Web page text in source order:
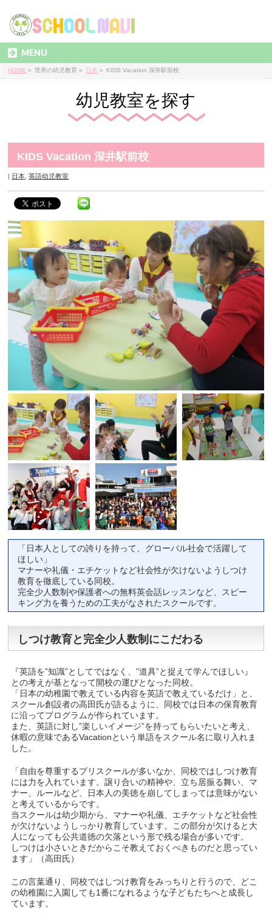
MENU
HOME » 世界の幼児教育 » 日本 » KIDS Vacation 深井駅前校
幼児教室を探す
KIDS Vacation 深井駅前校
日本 ,英語幼児教室
「日本人としての誇りを持って、グローバル社会で活躍して
ほしい」
マナーや礼儀・エチケットなど社会性が欠けないようしつけ
教育を徹底している同校。
完全少人数制や保護者への無料英会話レッスンなど、スピー
キング力を養うための工夫がなされたスクールです。
しつけ教育と完全少人数制にこだわる
『英語を”知識”としてではなく、”道具”と捉えて学んでほしい』
との考えが基となって開校の運びとなった同校。
「日本の幼稚園で教えている内容を英語で教えているだけ」と、
スクール創設者の高田氏が語るように、同校では日本の保育教育
に沿ってプログラムが作られています。
また、英語に対し”楽しいイメージ”を持ってもらいたいと考え、
休暇の意味であるVacationという単語をスクール名に取り入れま
した。
「自由を尊重するプリスクールが多いなか、同校ではしつけ教育
には力を入れています。譲り合いの精神や、立ち居振る舞い、マ
ナー、ルールなど、日本人の美徳を崩してしまっては意味がない
と考えているからです。
当スクールは幼少期から、マナーや礼儀、エチケットなど社会性
が欠けないようしっかり教育しています。この部分が欠けると大
人になっても公共道徳の欠落という形で残る場合が多いです。
しつけは小さいときだからこそ教えておくべきものだと思ってい
ます」（高田氏）
この言葉通り、同校ではしつけ教育をみっちりと行うので、どこ
の幼稚園に入園しても1番になれるような子どもたちへと成長し
ています。